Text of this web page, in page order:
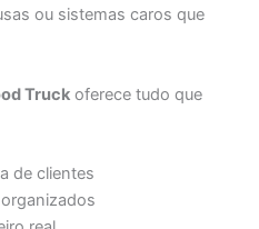
ou sistemas caros que
Truck oferece tudo que
de clientes